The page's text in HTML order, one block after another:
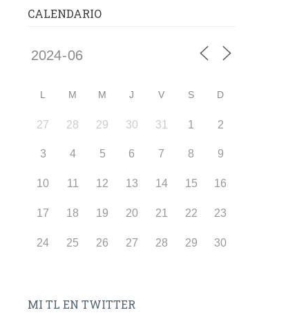
CALENDARIO
L M M J V S D
27 28 29 30 31 1 2
3 4 5 6 7 8 9
10 11 12 13 14 15 16
17 18 19 20 21 22 23
24 25 26 27 28 29 30
MI TL EN TWITTER